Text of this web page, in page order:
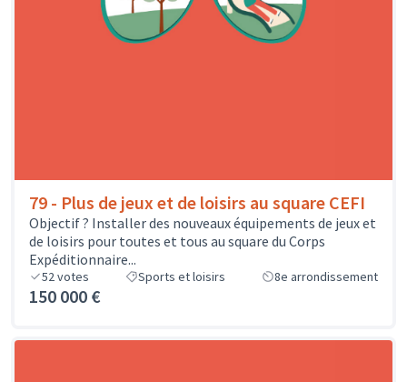
79 - Plus de jeux et de loisirs au square CEFI
Objectif ? Installer des nouveaux équipements de jeux et
de loisirs pour toutes et tous au square du Corps
Expéditionnaire...
52votes Sports et loisirs 8e arrondissement
150 000 €